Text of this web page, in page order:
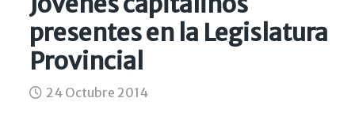
presentes en la Legislatura
Provincial
24 Octubre 2014